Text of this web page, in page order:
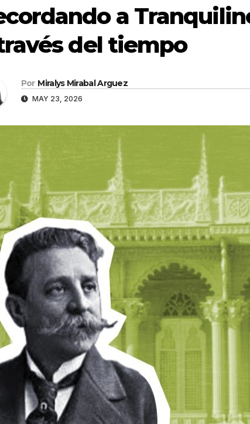
a
del tiempo
Por Miralys Mirabal Arguez
MAY 23, 2026